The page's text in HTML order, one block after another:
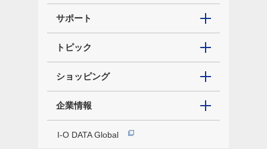
サポート
トピック
ショッピング
企業情報
I-O DATA Global